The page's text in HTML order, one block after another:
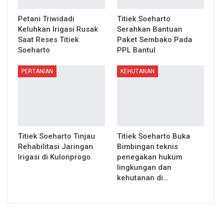
Petani Triwidadi
Keluhkan Irigasi Rusak
Saat Reses Titiek
Soeharto
Titiek Soeharto
Serahkan Bantuan
Paket Sembako Pada
PPL Bantul
PERTANIAN
Titiek Soeharto Tinjau
Rehabilitasi Jaringan
Irigasi di Kulonprogo
KEHUTANAN
Titiek Soeharto Buka
Bimbingan teknis
penegakan hukum
lingkungan dan
kehutanan di…